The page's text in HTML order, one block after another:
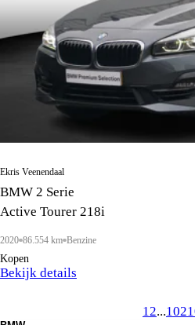
Ekris Veenendaal
BMW 2 Serie
Active Tourer 218i
2020 86.554 km Benzine
Kopen
Bekijk details
1 2...102